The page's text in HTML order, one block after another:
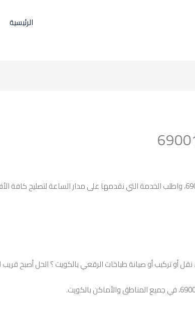
الرئيسية
سارع بالتواصل معنا عبر الرقم الخاص بنا بالكويت 69001113، واطلب الخدمة التي نقدمها على
تركيب أو صيانة طباخات الرقعي بالكويت ؟ الحل أصبح قريب